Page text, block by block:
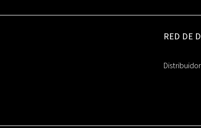
RED DE